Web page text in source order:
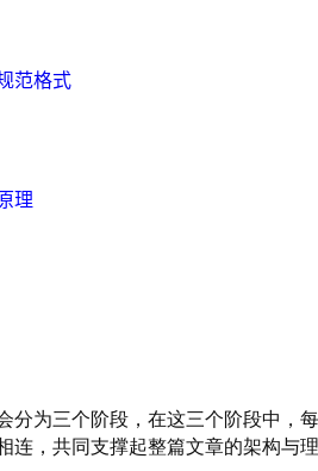
范格式
理
为三个阶段，在这三个阶段中，
连，共同支撑起整篇文章的架构与理